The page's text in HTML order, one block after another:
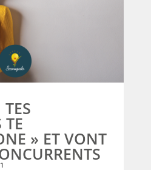
TE
» ET VONT